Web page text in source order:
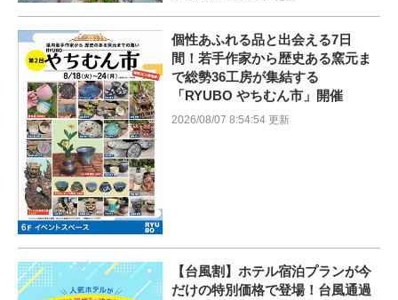
個性あふれる品と出会える7日
間！若手作家から歴史ある窯元ま
で総勢36工房が集結する
「RYUBO やちむん市」開催
2026/08/07 8:54:54 更新
【台風割】ホテル宿泊プランが今
だけの特別価格で登場！台風通過